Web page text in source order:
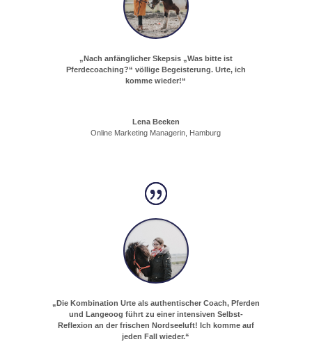
„Nach anfänglicher Skepsis „Was bitte ist
Pferdecoaching?“ völlige Begeisterung. Urte, ich
komme wieder!“
Lena Beeken
Online Marketing Managerin, Hamburg
„Die Kombination Urte als authentischer Coach, Pferden
und Langeoog führt zu einer intensiven Selbst-
Reflexion an der frischen Nordseeluft! Ich komme auf
jeden Fall wieder.“